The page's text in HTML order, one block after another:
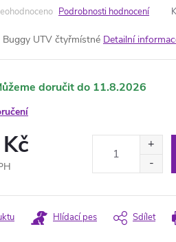
Podrobnosti hodnocení
Buggy UTV čtyřmístné Detailní
11.8.2026
Hlídací pes Sdílet